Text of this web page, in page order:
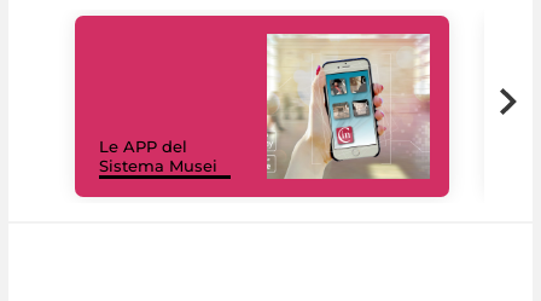
Le APP del
Sistema Musei